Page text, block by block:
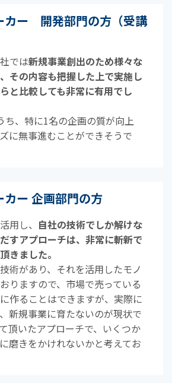
カー 開発部門の方（受講
では新規事業創出のため様々な
その内容も把握した上で実施し
と比較しても非常に有用でし
ち、特に1名の企画の質が向上
に無事進むことができそうで
カー 企画部門の方
用し、 自社の技術でしか解けな
すアプローチは、非常に斬新で
きました。
術があり、それを活用したモノ
りますので、市場で売っている
作ることはできますが、実際に
新規事業に育たないのが現状で
頂いたアプローチで、いくつか
磨きをかけれないかと考えてお